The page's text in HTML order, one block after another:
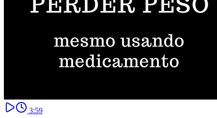
3:59